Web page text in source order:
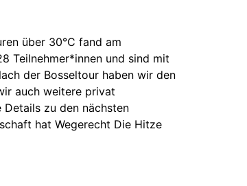
über 30°C fand am
Teilnehmer*innen und sind mit
der Bosseltour haben wir den
auch weitere privat
zu den nächsten
hat Wegerecht Die Hitze